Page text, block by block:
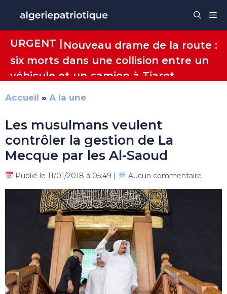
contenu
URGENT | Nouveau drame de la route :
six morts dans une collision entre un
véhicule et un camion à Tiaret
Accueil » A la une
Les musulmans veulent
contrôler la gestion de La
Mecque par les Al-Saoud
Publié le 11/01/2018 à 05:49 | Aucun commentaire